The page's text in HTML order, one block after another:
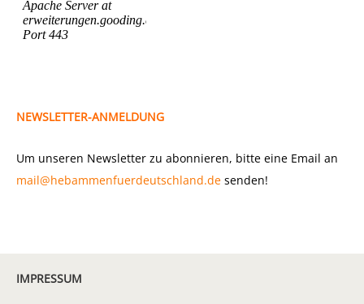
NEWSLETTER-ANMELDUNG
Um unseren Newsletter zu abonnieren, bitte eine Email an
mail@hebammenfuerdeutschland.de senden!
IMPRESSUM